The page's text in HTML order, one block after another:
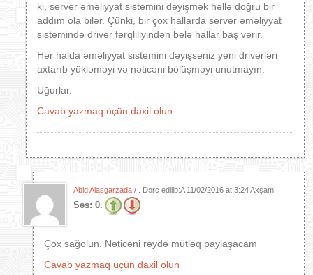
ki, server əməliyyat sistemini dəyişmək həllə doğru bir
addım ola bilər. Çünki, bir çox hallarda server əməliyyat
sistemində driver fərqliliyindən belə hallar baş verir.
Hər halda əməliyyat sistemini dəyişsəniz yeni driverləri
axtarıb yükləməyi və nəticəni bölüşməyi unutmayın.
Uğurlar.
Cavab yazmaq üçün daxil olun
Abid Alasgarzada / . Dərc edilib:A 11/02/2016 at 3:24 Axşam
Səs: 0.
Çox sağolun. Nəticəni rəydə mütləq paylaşacam
Cavab yazmaq üçün daxil olun